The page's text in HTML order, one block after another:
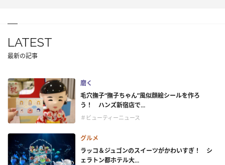
LATEST
最新の記事
磨く
毛穴撫子“撫子ちゃん”風似顔絵シールを作ろ
う！ ハンズ新宿店で...
＃ビューティーニュース
グルメ
ラッコ＆ジュゴンのスイーツがかわいすぎ！ シ
ェラトン都ホテル大...